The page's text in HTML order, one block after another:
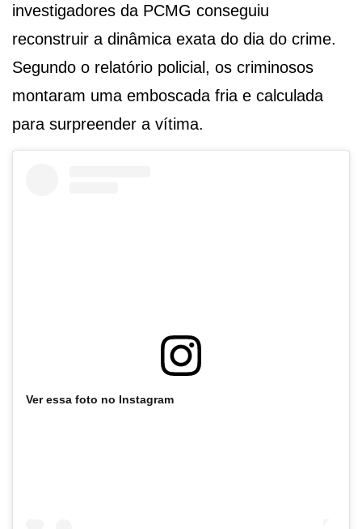
investigadores da PCMG conseguiu
reconstruir a dinâmica exata do dia do crime.
Segundo o relatório policial, os criminosos
montaram uma emboscada fria e calculada
para surpreender a vítima.
Ver essa foto no Instagram